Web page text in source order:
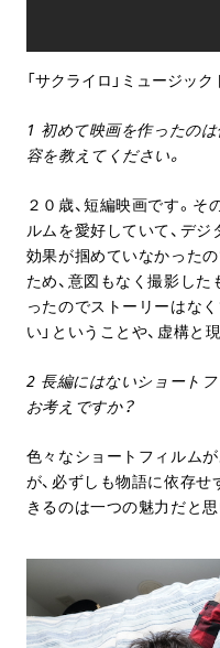
「サクライロ」ミュージッ
1 初めて映画を作ったの
容を教えてください。
２０歳、短編映画です。
ルムを愛好していて、デ
効果が掴めていなかった
ため、意図もなく撮影し
ったのでストーリーはな
い」ということや、虚構と
2 長編にはないショート
お考えですか？
色々なショートフィルム
が、必ずしも物語に依存
きるのは一つの魅力だと思